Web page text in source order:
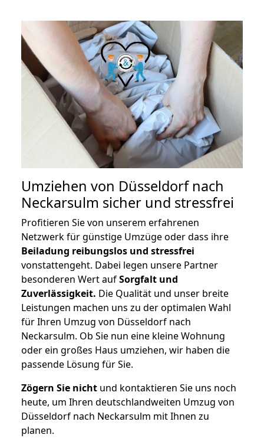
Umziehen von Düsseldorf nach
Neckarsulm sicher und stressfrei
Profitieren Sie von unserem erfahrenen
Netzwerk für günstige Umzüge oder dass ihre
Beiladung reibungslos und stressfrei
vonstattengeht. Dabei legen unsere Partner
besonderen Wert aufSorgfalt und
Zuverlässigkeit. Die Qualität und unser breite
Leistungen machen uns zu der optimalen Wahl
für Ihren Umzug von Düsseldorf nach
Neckarsulm. Ob Sie nun eine kleine Wohnung
oder ein großes Haus umziehen, wir haben die
passende Lösung für Sie.
Zögern Sie nicht und kontaktieren Sie uns noch
heute, um Ihren deutschlandweiten Umzug von
Düsseldorf nach Neckarsulm mit Ihnen zu
planen.